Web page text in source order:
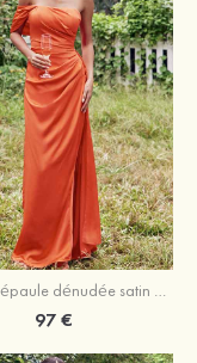
Fourreau épaule dénudée satin extensible ras du sol robe de demoiselle d'honneur
97 €